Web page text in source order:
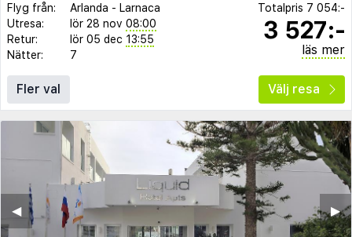
Flyg från: Arlanda - Larnaca
Utresa:
lör 28 nov 08:00
Retur:
lör 05 dec 13:55
Nätter:
7
Totalpris 7 054:-
3 527:-
läs mer
Fler val Välj resa
▶︎
◀︎